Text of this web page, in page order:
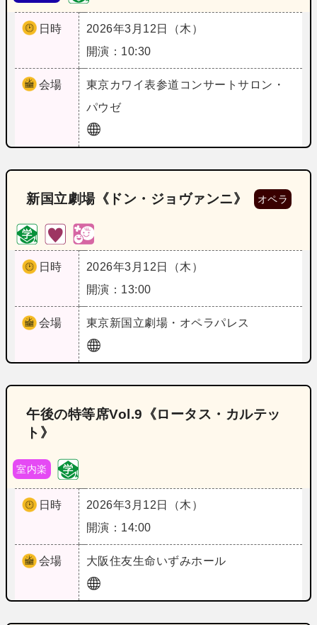
日時
2026年3月12日（木）
開演：10:30
会場 東京カワイ表参道コンサートサロン・
パウゼ
新国立劇場《ドン・ジョヴァンニ》 オペラ
日時
2026年3月12日（木）
開演：13:00
会場 東京新国立劇場・オペラパレス
午後の特等席Vol.9《ロータス・カルテッ
ト》
室内楽
日時
2026年3月12日（木）
開演：14:00
会場 大阪住友生命いずみホール